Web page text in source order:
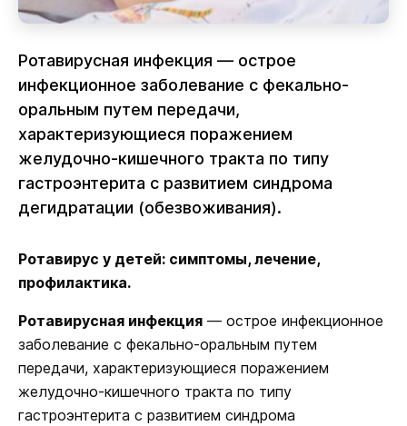
Ротавирусная инфекция — острое
инфекционное заболевание с фекально-
оральным путем передачи,
характеризующиеся поражением
желудочно-кишечного тракта по типу
гастроэнтерита с развитием синдрома
дегидратации (обезвоживания).
Ротавирус у детей: симптомы, лечение,
профилактика.
Ротавирусная инфекция — острое инфекционное
заболевание с фекально-оральным путем
передачи, характеризующиеся поражением
желудочно-кишечного тракта по типу
гастроэнтерита с развитием синдрома